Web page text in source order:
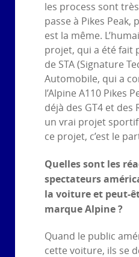
les process sont
passe à Pikes Peak,
est la même.
projet, qui a été fait
de STA (Signature
Automobile, qui a
l’Alpine A110 Pikes
déjà des GT4 et des
un vrai projet
ce projet, c’est le
Quelles sont les
spectateurs
la voiture et peut-
marque Alpine ?
Quand le public
cette voiture, ils se